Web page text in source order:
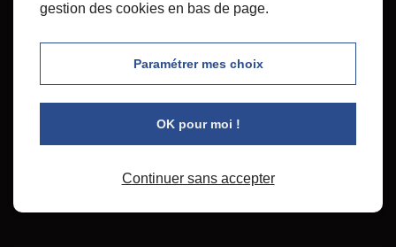
Demander une intervention
Demandez un devis
06.42.84.10.62
gestion des cookies en bas de page.
Paramétrer mes choix
OK pour moi !
Continuer sans accepter